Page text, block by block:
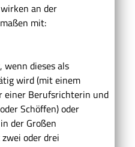
an der
mit:
dieses als
wird (mit einem
einer Berufsrichterin und
Schöffen) oder
der Großen
oder drei